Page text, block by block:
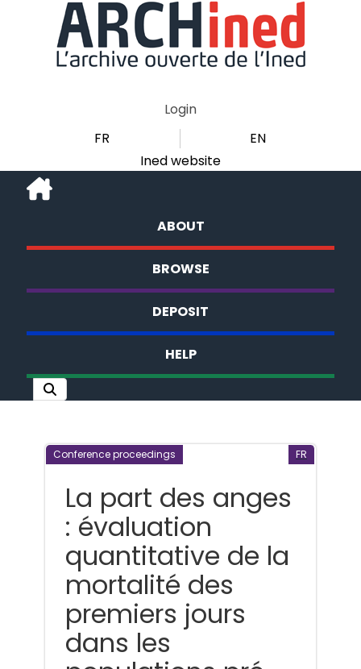
Login
FR
EN
Ined website
ABOUT
BROWSE
DEPOSIT
HELP
Conference proceedings FR
La part des anges
: évaluation
quantitative de la
mortalité des
premiers jours
dans les